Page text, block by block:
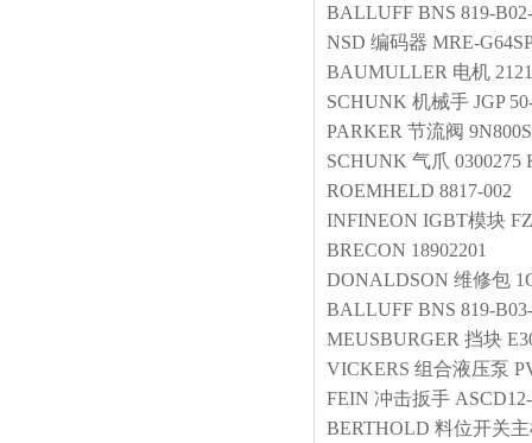
BALLUFF BNS 819-
NSD 编码器 MRE-
BAUMULLER 电机
SCHUNK 机械手 JGP
PARKER 节流阀 9N800S
SCHUNK 气爪 0300275
ROEMHELD 8817-002
INFINEON IGBT模块
BRECON 18902201
DONALDSON 维修包
BALLUFF BNS 819-
MEUSBURGER 挡块
VICKERS 组合液压泵
FEIN 冲击扳手
BERTHOLD 料位开关